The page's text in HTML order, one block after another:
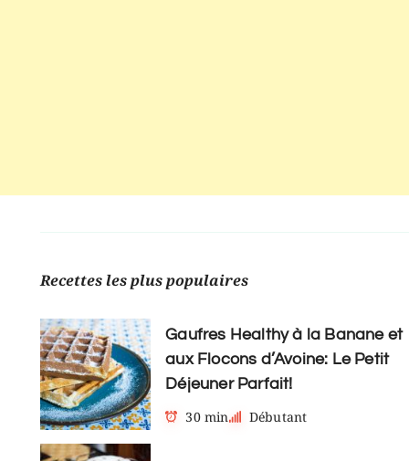
Recettes les plus populaires
Gaufres Healthy à la Banane et
aux Flocons d’Avoine: Le Petit
Déjeuner Parfait!
30 min
Débutant